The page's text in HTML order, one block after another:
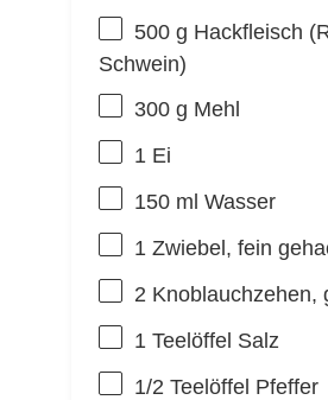
500 g Hackfleisch
Schwein)
300 g Mehl
1 Ei
150ml Wasser
1 Zwiebel, fein
2 Knoblauchzehen,
1 Teelöffel Salz
1/2 Teelöffel Pfeffer